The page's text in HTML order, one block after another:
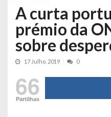
A curta
prémio da
sobre
17 Julho, 2019 0
66
Partilhas